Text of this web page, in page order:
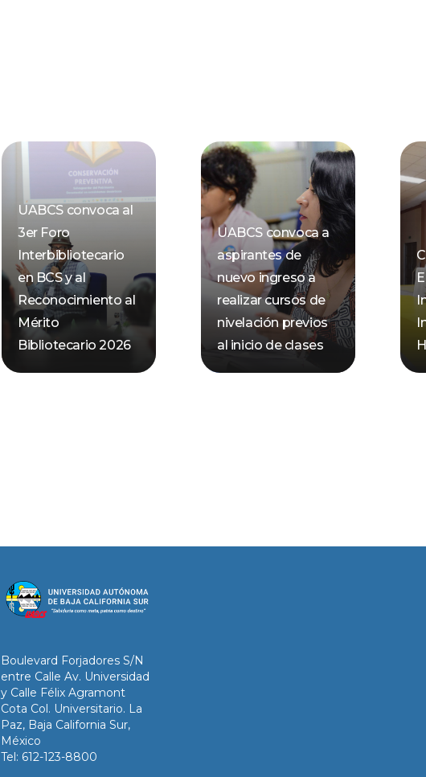
UABCS convoca al
3er Foro
Interbibliotecario
en BCS y al
Reconocimiento al
Mérito
Bibliotecario 2026
UABCS convoca a
aspirantes de
nuevo ingreso a
realizar cursos de
nivelación previos
al inicio de clases
Boulevard Forjadores S/N
entre Calle Av. Universidad
y Calle Félix Agramont
Cota Col. Universitario. La
Paz, Baja California Sur,
México
Tel: 612-123-8800